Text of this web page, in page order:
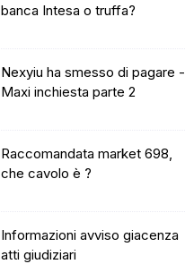
banca Intesa o truffa?
Nexyiu ha smesso di pagare -
Maxi inchiesta parte 2
Raccomandata market 698,
che cavolo è ?
Informazioni avviso giacenza
atti giudiziari